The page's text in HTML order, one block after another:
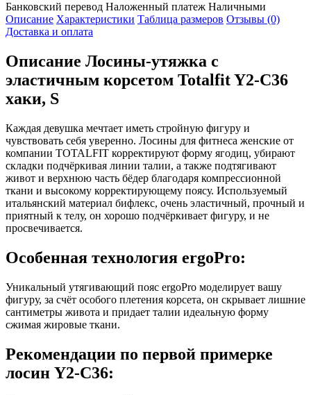
Банковский перевод Наложенный платеж Наличными
Описание Характеристики Таблица размеров Отзывы (0)
Доставка и оплата
Описание Лосины-утяжка с
эластичным корсетом Totalfit Y2-C36
хаки, S
Каждая девушка мечтает иметь стройную фигуру и
чувствовать себя уверенно. Лосины для фитнеса женские от
компании TOTALFIT корректируют форму ягодиц, убирают
складки подчёркивая линии талии, а также подтягивают
живот и верхнюю часть бёдер благодаря компрессионной
ткани и высокому корректирующему поясу. Используемый
итальянский материал бифлекс, очень эластичный, прочный и
приятный к телу, он хорошо подчёркивает фигуру, и не
просвечивается.
Особенная технология ergoPro:
Уникальный утягивающий пояс ergoPro моделирует вашу
фигуру, за счёт особого плетения корсета, он скрывает лишние
сантиметры живота и придает талии идеальную форму
сжимая жировые ткани.
Рекомендации по первой примерке
лосин Y2-C36: